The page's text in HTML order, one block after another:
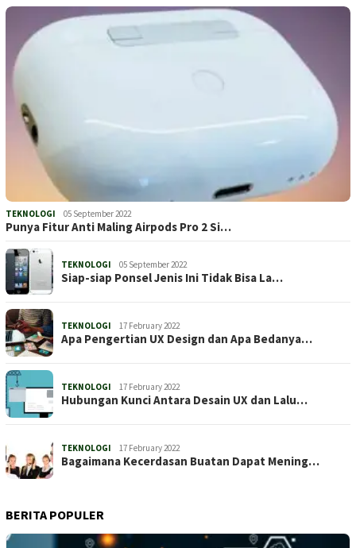
TEKNOLOGI 05 September 2022
Punya Fitur Anti Maling Airpods Pro 2 Si…
TEKNOLOGI 05 September 2022
Siap-siap Ponsel Jenis Ini Tidak Bisa La…
TEKNOLOGI 17 February 2022
Apa Pengertian UX Design dan Apa Bedanya…
TEKNOLOGI 17 February 2022
Hubungan Kunci Antara Desain UX dan Lalu…
TEKNOLOGI 17 February 2022
Bagaimana Kecerdasan Buatan Dapat Mening…
BERITA POPULER